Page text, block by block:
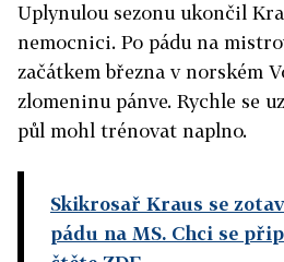
Uplynulou sezonu ukončil
nemocnici. Po pádu na
začátkem března v norském
zlomeninu pánve. Rychle se
půl mohl trénovat naplno.
Skikrosař Kraus se
pádu na MS. Chci se